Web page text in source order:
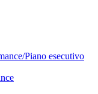
Piano esecutivo